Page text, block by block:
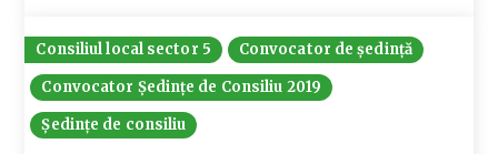
Consiliul local sector 5
Convocator de ședință
Convocator Ședințe de Consiliu 2019
Ședințe de consiliu